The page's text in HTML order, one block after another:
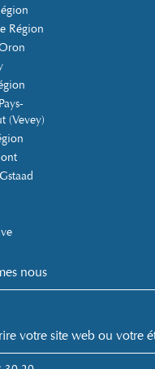
Région
(Vevey)
nous
votre site web ou votre